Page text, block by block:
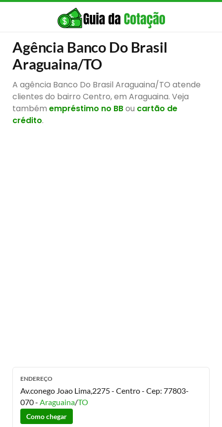
Agência Banco Do Brasil
Araguaina/TO
A agência Banco Do Brasil Araguaina/TO atende
clientes do bairro Centro, em Araguaina. Veja
também empréstimo no BBou cartão de
crédito.
ENDEREÇO
Av.conego Joao Lima,2275 - Centro- Cep: 77803-
070- Araguaina/TO
Como chegar